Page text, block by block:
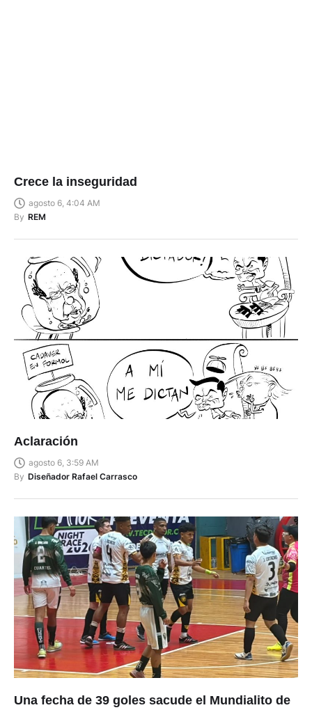
Crece la inseguridad
agosto 6, 4:04 AM
By REM
Aclaración
agosto 6, 3:59 AM
By Diseñador Rafael Carrasco
Una fecha de 39 goles sacude el Mundialito de